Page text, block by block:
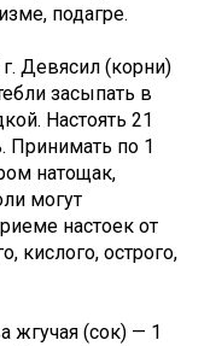
подагре.
Девясил (корни)
засыпать в
Настоять 21
Принимать по 1
натощак,
могут
настоек от
кислого, острого,
жгучая (сок) — 1